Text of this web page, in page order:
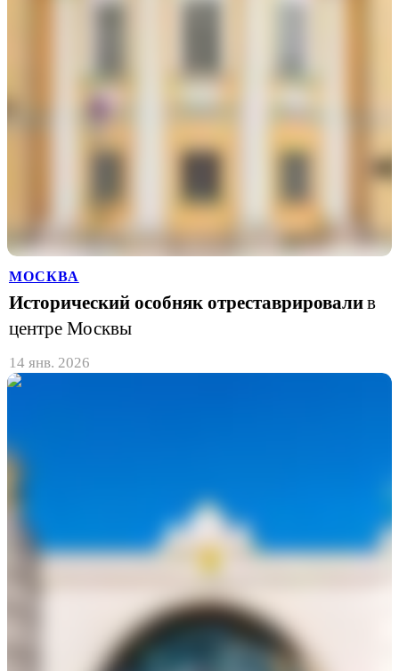
МОСКВА
Исторический особняк отреставрировалив
центре Москвы
14 янв. 2026